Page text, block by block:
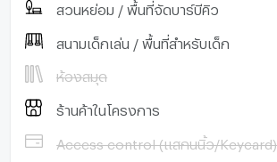
สวนหย่อม / พื้นที่จัดบาร์บีคิว
สนามเด็กเล่น / พื้นที่สำหรับเด็ก
ห้องสมุด
ร้านค้าในโครงการ
Access control (แสกนนิ้ว/Keycard)